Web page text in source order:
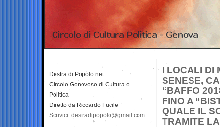
I LOCALI DI
SENESE,
“BAFFO
FINO A
QUALE IL
TRAMITE
Destra di Popolo.net
Circolo Genovese di Cultura e
Politica
Diretto da Riccardo Fucile
Scrivici: destradipopolo@gmail.com